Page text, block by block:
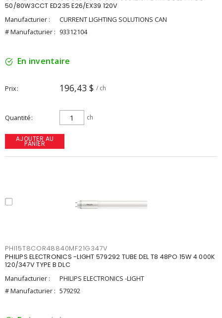
50/80W3CCT ED235 E26/EX39 120V
Manufacturier :
CURRENT LIGHTING SOLUTIONS CAN
# Manufacturier : 93312104
En inventaire
Prix 196,43 $ / ch
Quantité ch
AJOUTER AU
PANIER
PHI15T8COR48840MF21G347V
PHILIPS ELECTRONICS -LIGHT 579292 TUBE DEL T8 48PO 15W 4 000K
120/347V TYPE B DLC
Manufacturier :
PHILIPS ELECTRONICS -LIGHT
# Manufacturier : 579292